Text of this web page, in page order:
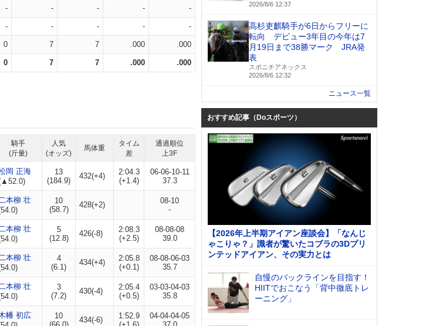
- - - - -
- - - - -
0 7 7 .000 .000
0 7 7 .000 .000
騎手
(斤量)
人気
(オッズ)
馬体重
タイム
差
通過順位
上3F
岡 正海
13
(184.9)
432(+4)
2:04.3
(+1.4)
06-06-10-11
37.3
本柳 壮
10
(58.7)
428(+2)
08-10
-
本柳 壮
5
(12.8)
426(-8)
2:08.3
(+2.5)
08-08-08
39.0
本柳 壮
4
(6.1)
434(+4)
2:05.8
(+0.1)
08-08-06-03
35.7
本柳 壮
3
(7.2)
430(-4)
2:05.4
(+0.5)
03-03-04-03
35.8
幡 初広
10
434(-6)
1:52.9
04-04-04-05
2026/8/6 12:37
高杉吏麒騎手が6日からフリーに
転向 デビュー3年目の今年は7
月19日まで38勝マーク JRA発
表
スポニチアネックス
2026/8/6 12:32
ニュース一覧
おすすめ記事（Doスポーツ）
【2026年上半期アイアン座談会】「なんじ
ゃこりゃ？」識者が驚いたコブラの3Dプリ
ンテッドアイアン、その実力とは
自慢のバックラインを目指す！
HIITでおこなう「背中徹底トレ
ーニング」